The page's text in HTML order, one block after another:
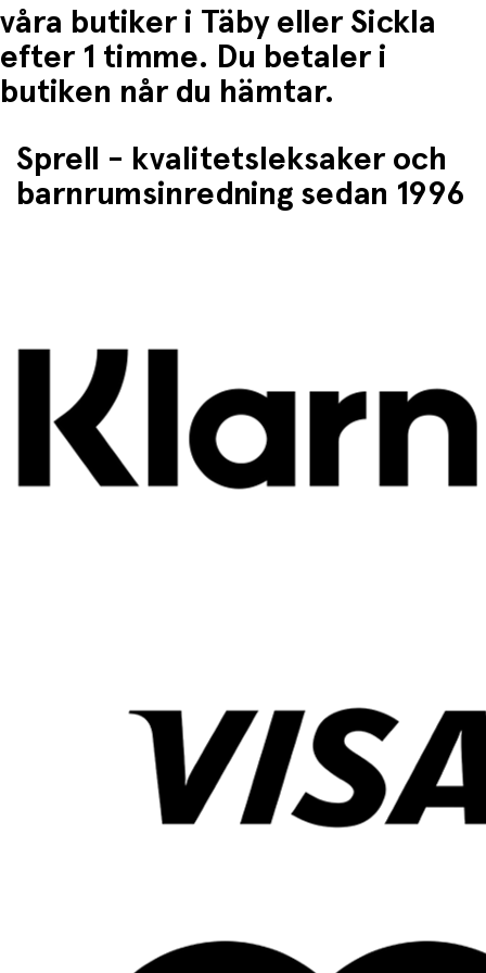
våra butiker i Täby eller Sickla
efter 1 timme. Du betaler i
butiken når du hämtar.
Sprell - kvalitetsleksaker och
barnrumsinredning sedan 1996